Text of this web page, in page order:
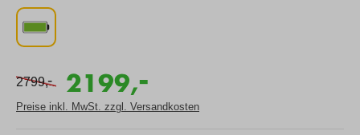
2799,- 2199,
-
Preise inkl. MwSt. zzgl. Versandkosten